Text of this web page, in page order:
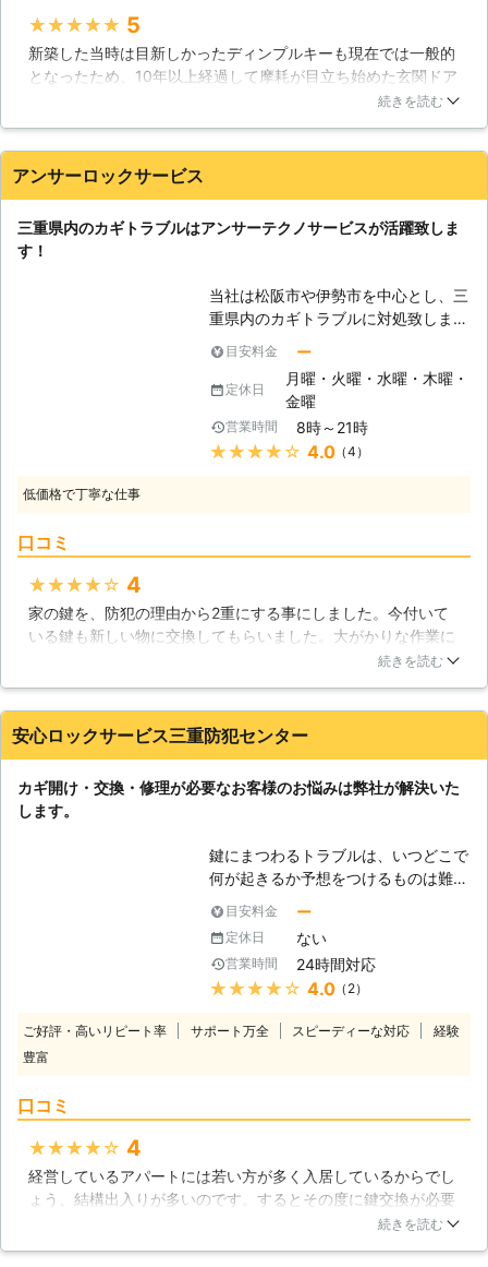
住宅の業者である私たちがしっかり対
応いたします。 【より良いカギにカ
ギ交換を】 リフォームを主力として
いる私たちは、現状よりも良いものを
皆さまに提供することを目指していま
してみてはいかがでしょうか。古いカ
ギにメリットはあまりありません。強
なるほど耐久性は著しく落ちてしまい
ますし、またピッキングなどに弱いと
交換をした方が良いのです。基本的に
カギは耐久年数が10年程と言われて
います。この年数を超えている場合
や、使い勝手が悪くなってきた場合は
カギ交換を検討しましょう。その方が
★★★★★ 5
新築した当時は目新しかったディンプルキーも現在では一般的
となったため、10年以上経過して摩耗が目立ち始めた玄関ドア
の錠前を交換することにしました。壊れるまで使うとかえって
ようやく見つかり依頼することにしました。種類が数タイプあ
るということで実際に見積もり時に持ってきてもらったのです
の高さから普及していないのが残念です。今では快適に利用さ
せてもらっています。
2016年12月18日
続きを読む
アンサーロックサービス
三重県内のカギトラブルはアンサーテクノサービスが活躍致しま
す！
当社は松阪市や伊勢市を中心とし、三
重県内のカギトラブルに対処致しま
す！24時間年中無休でお客様のトラ
ブルを受け付けておりますので、突然
のハプニングもご安心ください。自動
車、バイクのキーの閉じ込みや紛失に
も対応し、迅速な開錠、キー製作を行
います。開錠が困難な特殊なタイプの
当社では主に自動車のインロックやバ
イクのメットイン時に迅速に対応致し
ます。インロックとは車内にキーを残
したまま施錠してしまうキーの閉じ込
みのことで、インロックしてしまった
場合、簡単に開錠することが難しくな
の方がインロックしてしまえば大変で
す。そんなインロックの際に当社にお
イプやカギの形状をお伝え頂ければど
んなにセキュリティの高いお車でもす
ぐに開錠作業を行うことが出来ます。
最近のお車はセキュリティの向上のた
め、お客様自身で開錠を行うことが難
しくなってしまい、特殊な工具を用い
て開錠しなければなりませんので、イ
サービスまでお電話ください。
目安料金 ー
定休日
月曜・火曜・水曜・木曜・
金曜
営業時間 8時～21時
★★★★★ 4.0（4）
低価格で丁寧な仕事
口コミ
★★★★★ 4
家の鍵を、防犯の理由から2重にする事にしました。今付いて
いる鍵も新しい物に交換してもらいました。大がかりな作業に
なるのかと思いましたが、とても早く作業が終わり驚きまし
す。ありがとうございました。
三重県 松阪市 2016年12月22日
続きを読む
安心ロックサービス三重防犯センター
カギ開け・交換・修理が必要なお客様のお悩みは弊社が解決いた
します。
鍵にまつわるトラブルは、いつどこで
何が起きるか予想をつけるものは難し
いものです。弊社ではお客さまからの
カギ開け・交換・修理などのご要望が
あれば、エリア内であればどこにでも
駆けつけることが可能です。例えば買
い物に立ち寄った際のコンビニの駐車
ても、もちろんご自宅であっても、鍵
話の際に対応のスタッフに何なりとお
申し付けください。
目安料金 ー
定休日 ない
営業時間 24時間対応
★★★★★ 4.0（2）
ご好評・高いリピート率 サポート万全 スピーディーな対応
経験
豊富
口コミ
★★★★★ 4
経営しているアパートには若い方が多く入居しているからでし
ょう、結構出入りが多いのです。するとその度に鍵交換が必要
になりますので、いつもこちらにお願いをしています。急な退
続きを読む